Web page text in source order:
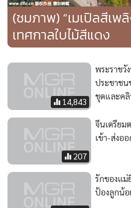
(ชมภาพ) “เมเปิลสีเพ
เทศกาลใบไม้สีแดง
14,843
พระราชวั
ประชาชน
ชุดและค
207
จีนเตรียม
เข้า-ส่งอ
รักของแม่
ป้องลูกน้อ